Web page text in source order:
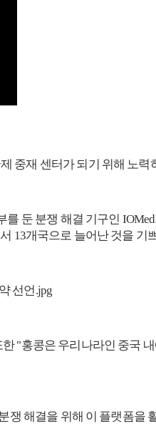
중재 센터가 되기 위해 노력
둔 분쟁 해결 기구인
13개국으로 늘어난 것을 기
"홍콩은 우리나라인 중국
쟁 해결을 위해 이 플랫폼을